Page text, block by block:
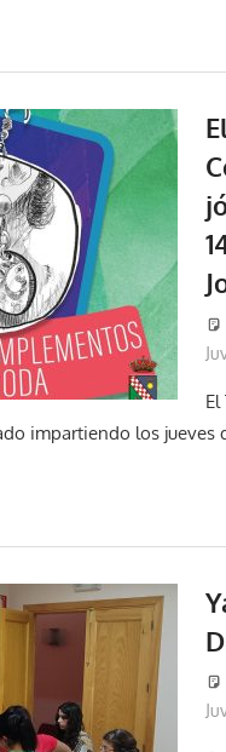
impartiendo los jueves